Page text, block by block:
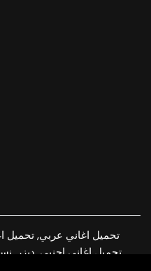
تحميل اغاني عربي, تحميل
تحميل اغاني اجنبي, ديزر,